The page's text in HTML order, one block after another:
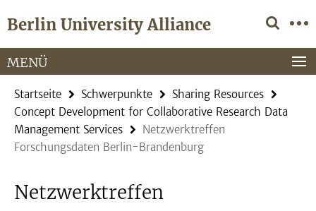
direkt
Inhalt
Berlin University Alliance
Service-
Navigation
MENÜ
Startseite Schwerpunkte
Sharing Resources
Concept Development for Collaborative Research Data
Management Services
Netzwerktreffen
Forschungsdaten Berlin-Brandenburg
Netzwerktreffen